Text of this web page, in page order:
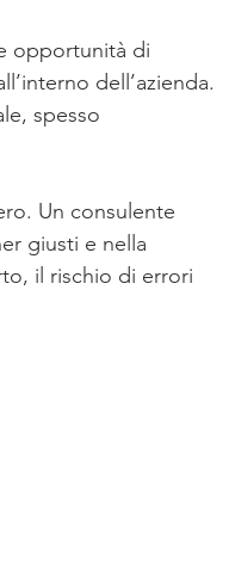
opportunità di
dell’azienda.
spesso
Un consulente
giusti e nella
il rischio di errori